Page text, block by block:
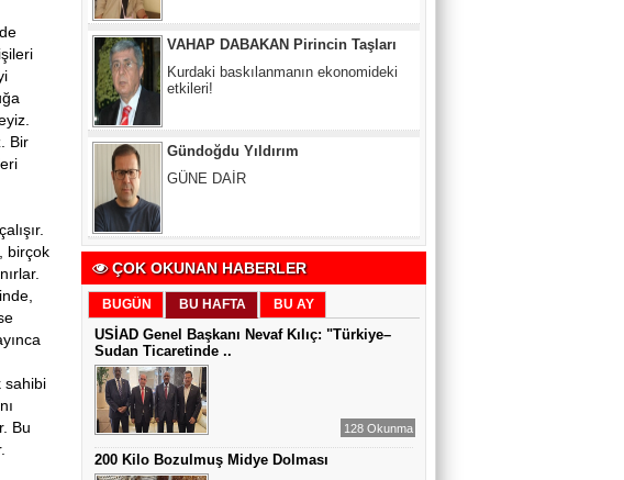
Bir
birçok
sahibi
Bu
etkileri!
Gündoğdu Yıldırım
YANLIŞ FİYAT VARDIR
Sıddıka BALAKAN
DİJİTAL VİCDAN
Gül Saydam
SEN BENİ UNUTSAN DA
ÇOK OKUNAN HABERLER
BUGÜN BU HAFTA BU AY
USİAD Genel Başkanı Nevaf Kılıç: "Türkiye–
Sudan Ticaretinde ..
128 Okunma
200 Kilo Bozulmuş Midye Dolması